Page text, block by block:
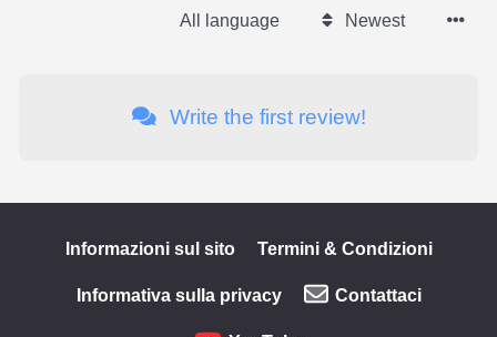
All language Newest
Write the first review!
Informazioni sul sito Termini & Condizioni
Informativa sulla privacy Contattaci